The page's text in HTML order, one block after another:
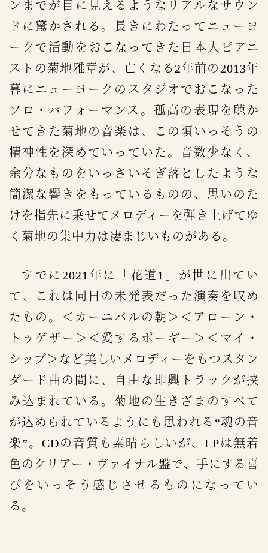
ンまでが目に見えるようなリアルなサウン
ドに驚かされる。長きにわたってニューヨ
ークで活動をおこなってきた日本人ピアニ
ストの菊地雅章が、亡くなる2年前の2013年
暮にニューヨークのスタジオでおこなった
ソロ・パフォーマンス。孤高の表現を聴か
せてきた菊地の音楽は、この頃いっそうの
精神性を深めていっていた。音数少なく、
余分なものをいっさいそぎ落としたような
簡潔な響きをもっているものの、思いのた
けを指先に乗せてメロディーを弾き上げてゆ
く菊地の集中力は凄まじいものがある。
すでに2021年に「花道1」が世に出てい
て、これは同日の未発表だった演奏を収め
たもの。＜カーニバルの朝＞＜アローン・
トゥゲザー＞＜愛するポーギー＞＜マイ・
シップ＞など美しいメロディーをもつスタン
ダード曲の間に、自由な即興トラックが挟
み込まれている。菊地の生きざまのすべて
が込められているようにも思われる“魂の音
楽”。CDの音質も素晴らしいが、LPは無着
色のクリアー・ヴァイナル盤で、手にする喜
びをいっそう感じさせるものになってい
る。